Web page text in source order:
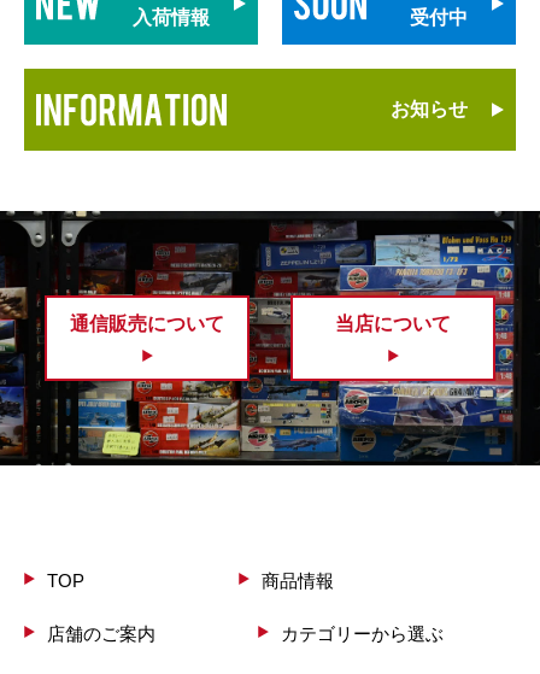
入荷情報
受付中
お知らせ
通信販売について 当店について
TOP
店舗のご案内
商品情報
カテゴリーから選ぶ